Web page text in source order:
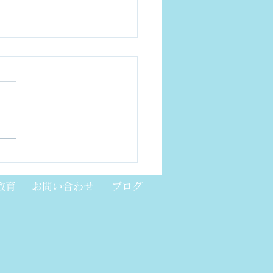
ニック結晶レーザー
について
育 ブログ
お問い合わせ